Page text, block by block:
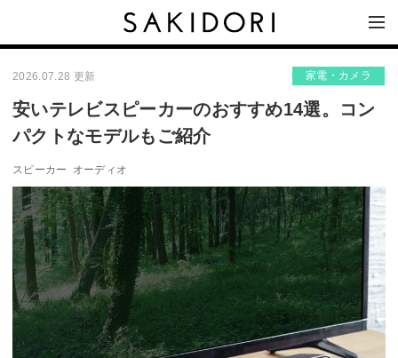
2026.07.28 更新 家電・カメラ
安いテレビスピーカーのおすすめ14選。コン
パクトなモデルもご紹介
スピーカー オーディオ